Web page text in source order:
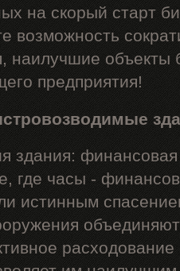
на скорый старт
возможность
наилучшие объекты
предприятия!
здания:
где часы -
истинным